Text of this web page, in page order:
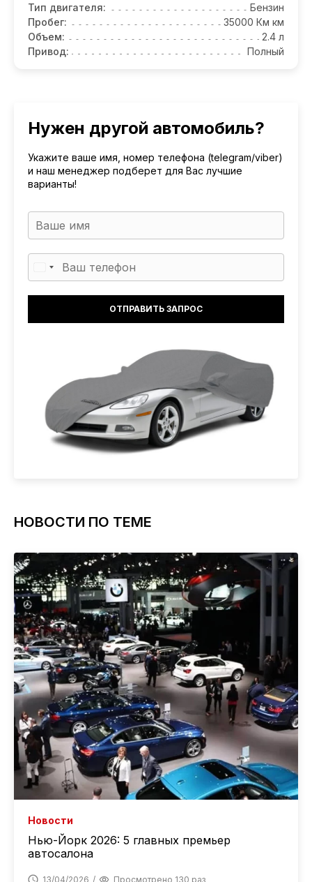
Тип двигателя:
Бензин
Пробег:
35000 Км км
Объем:
2.4 л
Привод:
Полный
Нужен другой автомобиль?
Укажите ваше имя, номер телефона (telegram/viber)
и наш менеджер подберет для Вас лучшие
варианты!
НОВОСТИ ПО ТЕМЕ
Новости
Нью-Йорк 2026: 5 главных премьер
автосалона
13/04/2026 Просмотрено 130 раз